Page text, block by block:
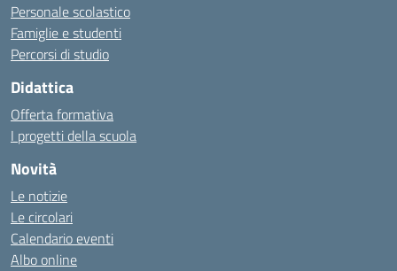
Personale scolastico
Famiglie e studenti
Percorsi di studio
Didattica
Offerta formativa
I progetti della scuola
Novità
Le notizie
Le circolari
Calendario eventi
Albo online